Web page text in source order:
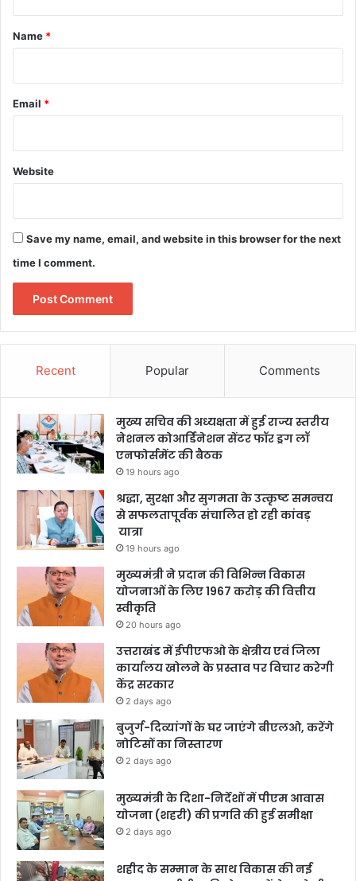
*
Name *
Email *
Website
Save my name, email, and website in this browser for the next
time I comment.
Recent Popular Comments
मुख्य सचिव की अध्यक्षता में हुई राज्य स्तरीय
नेशनल कोआर्डिनेशन सेंटर फॉर ड्रग लॉ
एनफोर्समेंट की बैठक
19 hours ago
श्रद्धा, सुरक्षा और सुगमता के उत्कृष्ट समन्वय
से सफलतापूर्वक संचालित हो रही कांवड़
यात्रा
19 hours ago
मुख्यमंत्री ने प्रदान की विभिन्न विकास
योजनाओं के लिए 1967 करोड़ की वित्तीय
स्वीकृति
20 hours ago
उत्तराखंड में ईपीएफओ के क्षेत्रीय एवं जिला
कार्यालय खोलने के प्रस्ताव पर विचार करेगी
केंद्र सरकार
2 days ago
बुजुर्ग-दिव्यांगों के घर जाएंगे बीएलओ, करेंगे
नोटिसों का निस्तारण
2 days ago
मुख्यमंत्री के दिशा-निर्देशों में पीएम आवास
योजना (शहरी) की प्रगति की हुई समीक्षा
2 days ago
शहीद के सम्मान के साथ विकास की नई